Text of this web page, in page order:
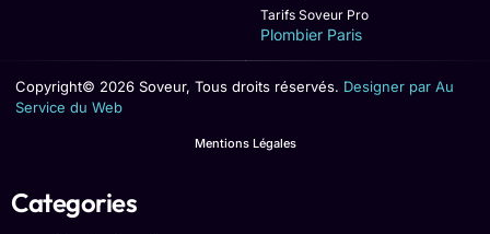
Tarifs Soveur Pro
Plombier Paris
Copyright© 2026 Soveur, Tous droits réservés. Designer par Au
Service du Web
Mentions Légales
Categories